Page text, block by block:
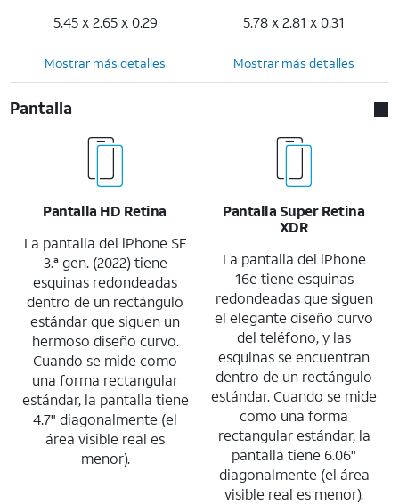
5.45 x 2.65 x 0.29
5.78 x 2.81 x 0.31
Mostrar más detalles Mostrar más detalles
Pantalla
Pantalla HD Retina
La pantalla del iPhone SE
3.ª gen. (2022) tiene
esquinas redondeadas
dentro de un rectángulo
estándar que siguen un
hermoso diseño curvo.
Cuando se mide como
una forma rectangular
estándar, la pantalla tiene
4.7" diagonalmente (el
área visible real es
menor).
Pantalla Super Retina
XDR
La pantalla del iPhone
16e tiene esquinas
redondeadas que siguen
el elegante diseño curvo
del teléfono, y las
esquinas se encuentran
dentro de un rectángulo
estándar. Cuando se mide
como una forma
rectangular estándar, la
pantalla tiene 6.06"
diagonalmente (el área
visible real es menor).